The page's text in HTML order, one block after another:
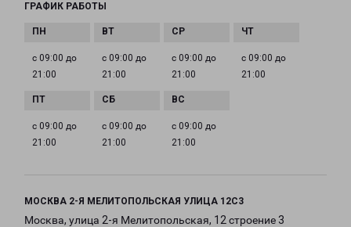
ГРАФИК РАБОТЫ
с 09:00 до
21:00
с 09:00 до
21:00
с 09:00 до
21:00
с 09:00 до
21:00
с 09:00 до
21:00
с 09:00 до
21:00
с 09:00 до
21:00
МОСКВА 2-Я МЕЛИТОПОЛЬСКАЯ УЛИЦА 12С3
Москва, улица 2-я Мелитопольская, 12 строение 3